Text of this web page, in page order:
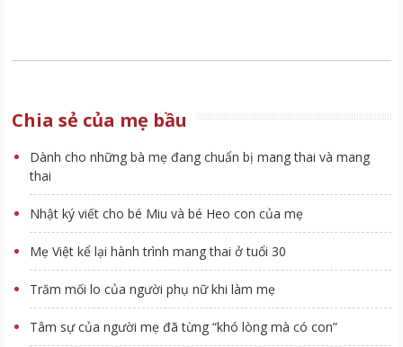
Chia sẻ của mẹ bầu
Dành cho những bà mẹ đang chuẩn bị mang thai và mang
thai
Nhật ký viết cho bé Miu và bé Heo con của mẹ
Mẹ Việt kể lại hành trình mang thai ở tuổi 30
Trăm mối lo của người phụ nữ khi làm mẹ
Tâm sự của người mẹ đã từng “khó lòng mà có con”